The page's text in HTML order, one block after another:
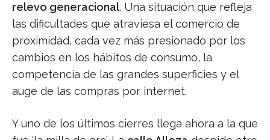
relevo generacional. Una situación que refleja
las dificultades que atraviesa el comercio de
proximidad, cada vez más presionado por los
cambios en los hábitos de consumo, la
competencia de las grandes superficies y el
auge de las compras por internet.
Y uno de los últimos cierres llega ahora a la que